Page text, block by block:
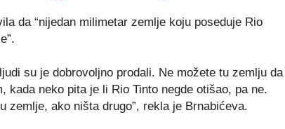
da “nijedan milimetar zemlje koju poseduje Rio
su je dobrovoljno prodali. Ne možete tu zemlju da
kada neko pita je li Rio Tinto negde otišao, pa ne.
zemlje, ako ništa drugo”, rekla je Brnabićeva.